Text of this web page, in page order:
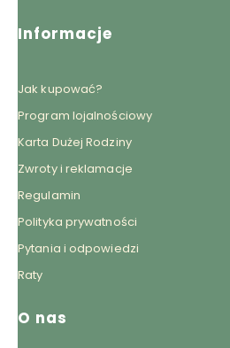
Informacje
Jak kupować?
Program lojalnościowy
Karta Dużej Rodziny
Zwroty i reklamacje
Regulamin
Polityka prywatności
Pytania i odpowiedzi
Raty
O nas